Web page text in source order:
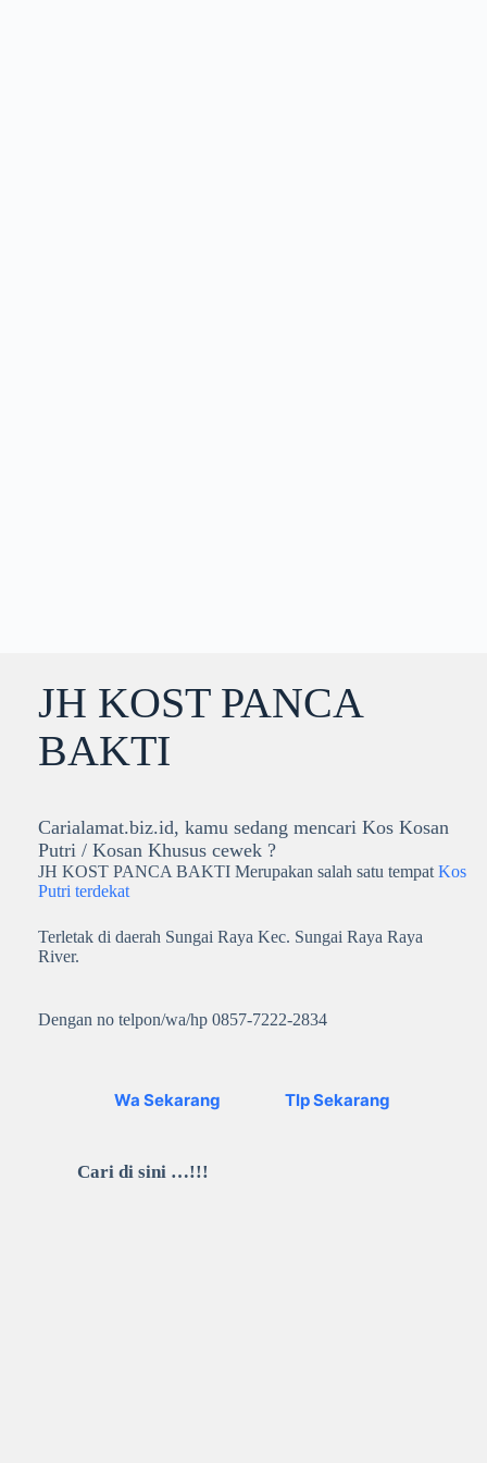
JH KOST PANCA
BAKTI
Carialamat.biz.id, kamu sedang mencari Kos Kosan
Putri / Kosan Khusus cewek ?
JH KOST PANCA BAKTI Merupakan salah satu tempat Kos
Putri terdekat
Terletak di daerah Sungai Raya Kec. Sungai Raya Raya
River.
Dengan no telpon/wa/hp 0857-7222-2834
Wa Sekarang Tlp Sekarang
Cari di sini …!!!